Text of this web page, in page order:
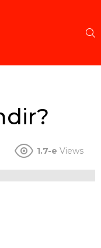
1.7-e Views